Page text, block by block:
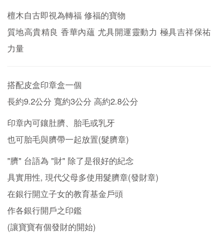
檀木自古即視為轉福 修福的寶物
質地高貴精良 香華內蘊 尤具開運靈動力 極具吉祥保祐
力量
搭配皮盒印章盒一個
長約9.2公分 寬約3公分 高約2.8公分
印章內可鑲肚臍、胎毛或乳牙
也可胎毛與臍帶一起放置(髮臍章)
"臍" 台語為 "財" 除了是很好的紀念
具實用性, 現代父母多使用髮臍章(發財章)
在銀行開立子女的教育基金戶頭
作各銀行開戶之印鑑
(讓寶寶有個發財的開始)